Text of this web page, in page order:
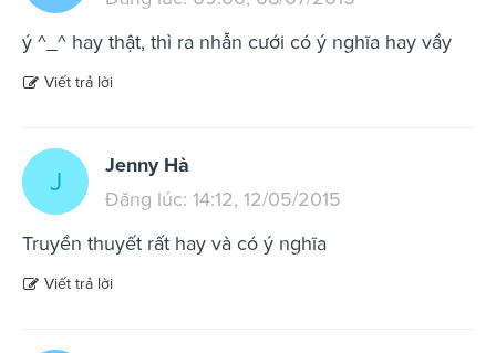
ý ^_^ hay thật, thì ra nhẫn cưới có ý nghĩa hay vầy
Viết trả lời
J
Jenny Hà
Đăng lúc: 14:12, 12/05/2015
Truyền thuyết rất hay và có ý nghĩa
Viết trả lời